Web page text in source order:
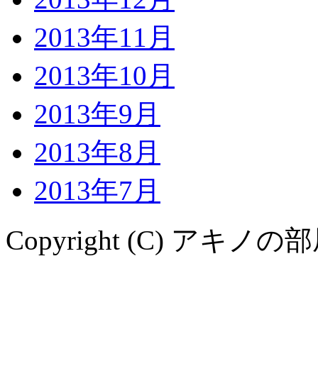
2013年11月
2013年10月
2013年9月
2013年8月
2013年7月
Copyright (C) アキノの部